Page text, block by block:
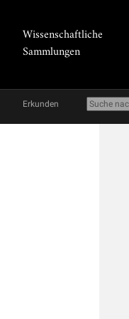
Wissenschaftliche
Sammlungen
Erkunden